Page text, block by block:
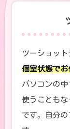
ツーショット
個室状態で
パソコンの
使うことも
です。自分